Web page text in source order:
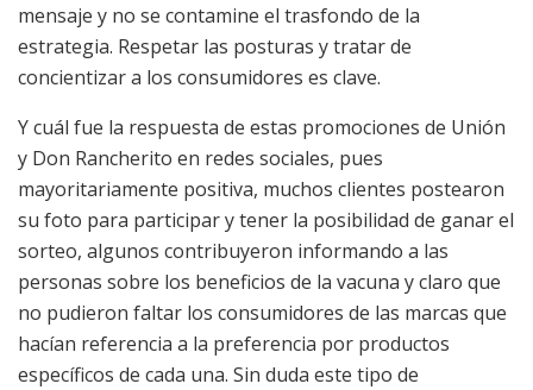
mensaje y no se contamine el trasfondo de la
estrategia. Respetar las posturas y tratar de
concientizar a los consumidores es clave.
Y cuál fue la respuesta de estas promociones de Unión
y Don Rancherito en redes sociales, pues
mayoritariamente positiva, muchos clientes postearon
su foto para participar y tener la posibilidad de ganar el
sorteo, algunos contribuyeron informando a las
personas sobre los beneficios de la vacuna y claro que
no pudieron faltar los consumidores de las marcas que
hacían referencia a la preferencia por productos
específicos de cada una. Sin duda este tipo de